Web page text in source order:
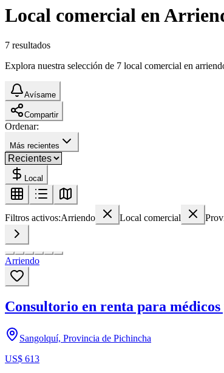
Local comercial en
7 resultados
Explora nuestra selección de 7 local comercial en
Avísame
Compartir
Ordenar:
Más recientes
Local
Filtros activos:Arriendo Local comercial
Arriendo
Consultorio en renta para
Sangolquí, Provincia de Pichincha
US$ 613